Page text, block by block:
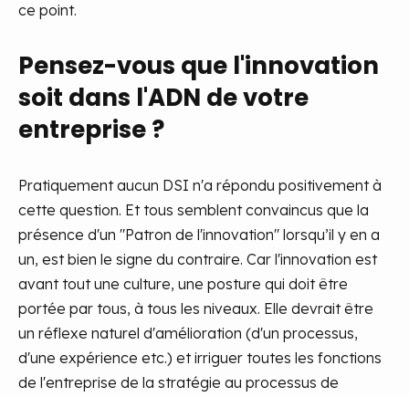
ce point.
Pensez-vous que l'innovation
soit dans l'ADN de votre
entreprise ?
Pratiquement aucun DSI n'a répondu positivement à
cette question. Et tous semblent convaincus que la
présence d'un "Patron de l'innovation" lorsqu’il y en a
un, est bien le signe du contraire. Car l'innovation est
avant tout une culture, une posture qui doit être
portée par tous, à tous les niveaux. Elle devrait être
un réflexe naturel d'amélioration (d'un processus,
d'une expérience etc.) et irriguer toutes les fonctions
de l'entreprise de la stratégie au processus de